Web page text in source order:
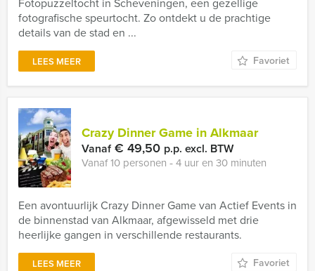
fotografische speurtocht. Zo ontdekt u de prachtige
details van de stad en ...
LEES MEER Favoriet
Crazy Dinner Game in Alkmaar
Vanaf€ 49,50 p.p. excl. BTW
Vanaf 10 personen ‐ 4 uur en 30 minuten
Een avontuurlijk Crazy Dinner Game van Actief Events in
de binnenstad van Alkmaar, afgewisseld met drie
heerlijke gangen in verschillende restaurants.
LEES MEER Favoriet